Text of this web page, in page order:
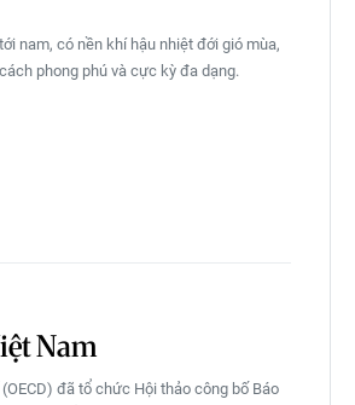
nam, có nền khí hậu nhiệt đới gió mùa,
phong phú và cực kỳ đa dạng.
Nam
đã tổ chức Hội thảo công bố Báo